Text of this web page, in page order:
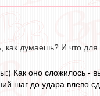
как думаешь? И что для
Как оно сложилось -
шаг до удара влево